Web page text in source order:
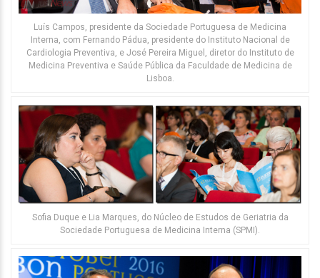
Luís Campos, presidente da Sociedade Portuguesa de Medicina
Interna, com Fernando Pádua, presidente do Instituto Nacional de
Cardiologia Preventiva, e José Pereira Miguel, diretor do Instituto de
Medicina Preventiva e Saúde Pública da Faculdade de Medicina de
Lisboa.
Sofia Duque e Lia Marques, do Núcleo de Estudos de Geriatria da
Sociedade Portuguesa de Medicina Interna (SPMI).